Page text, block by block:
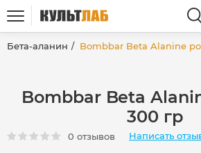
Бета-аланин Bombbar Beta Alanine
Bombbar Beta
300 гр
0 отзывов Написать